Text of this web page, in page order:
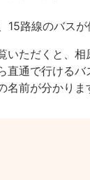
15路線のバスが
いただくと、
直通で行ける
名前が分かりま